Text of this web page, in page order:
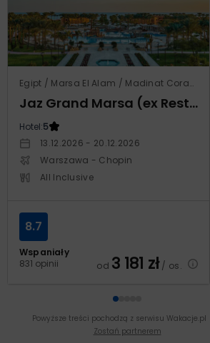
Egipt / Marsa El Alam / Madinat Coraya
Jaz Grand Marsa (ex Resta Grand Resort)
Hotel:5
13.12.2026 - 20.12.2026
Warszawa - Chopin
All Inclusive
Wspaniały
831 opinii
8.7
od 3 181 zł/ os.
Powyższe treści pochodzą z serwisu Wakacje.pl
Zostań partnerem